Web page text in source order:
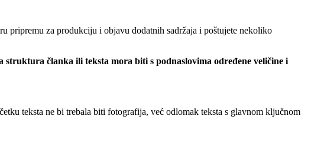
pripremu za produkciju i objavu dodatnih sadržaja i poštujete nekoliko
članka ili teksta mora biti s podnaslovima određene veličine i
teksta ne bi trebala biti fotografija, već odlomak teksta s glavnom ključnom